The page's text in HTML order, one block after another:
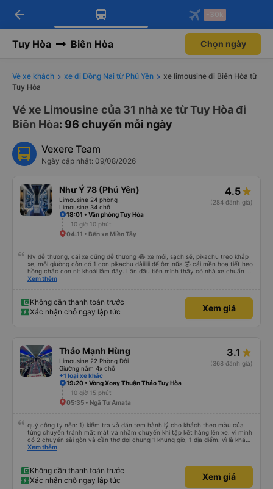
Tải app Vexere ngay!
Nhận ưu đãi thành viên độc
Mở app
Tải app Vexere
-30k/ghế khi đặt vé máy bay qua
Mở app
arrow_back -30k
Tuy Hòa Biên Hòa Chọn ngày
Vé xe khách xe đi Đồng Nai từ Phú Yên
xe limousine đi Biên Hòa từ
Tuy Hòa
Vé xe Limousine của 31 nhà xe từ Tuy Hòa đi
Biên Hòa: 96 chuyến mỗi ngày
Vexere Team
Ngày cập nhật: 09/08/2026
Như Ý 78 (Phú Yên)
Limousine 24 phòng
Limousine 34 chỗ
4.5
(284 đánh giá)
18:01 • Văn phòng Tuy Hòa
10 giờ 10 phút
04:11 • Bến xe Miền Tây
Nv dễ thương, cái xe cũng dễ thương 😂 xe mới, sạch sẽ, pikachu treo khắp
xe, mỗi giường còn có 1 con pikachu dàiiiiii để ôm nữa 🤣 cái mền hoạ tiết heo
hồng chắc con nít khoái lắm đây. Lần đầu tiên mình thấy có nhà xe chuẩn bị
cả bàn chải đánh răng. Có 2 ông bà cụ lên xe còn được nv dẫn tới tận nơi để
Xem thêm
Không cần thanh toán trước
Xác nhận chỗ ngay lập tức
Xem giá
Thảo Mạnh Hùng
Limousine 22 Phòng Đôi
Giường nằm 4x chỗ
+1 loại xe khác
3.1
(368 đánh giá)
19:20 • Vòng Xoay Thuận Thảo Tuy Hòa
10 giờ 15 phút
05:35 • Ngã Tư Amata
quý công ty nên: 1) kiểm tra và dán tem hành lý cho khách theo màu của
từng chuyến tránh mất mát và nhầm chuyến khi tập kết hàng lên xe. vì mình
có 2 chuyến sài gòn và cần thơ đợi chung 1 khung giờ, 1 địa điểm. vì là khách
thân thiết của quý công ty nên rất hài lòng và tin tưởng. tuy nhiên rất mong
thì chắc chắn quy công ty là nhà xe được yêu thích và lựa chọn số 1 quy
nhơn. rất cảm ơn quý anh chị em cty cũng như chị Thảo đã lắng nghe và
tiếp nhận. " khách hàng thân thiết nhiều năm của nhà xe từ thời sinh viên"
Xem thêm
Không cần thanh toán trước
Xác nhận chỗ ngay lập tức
Xem giá